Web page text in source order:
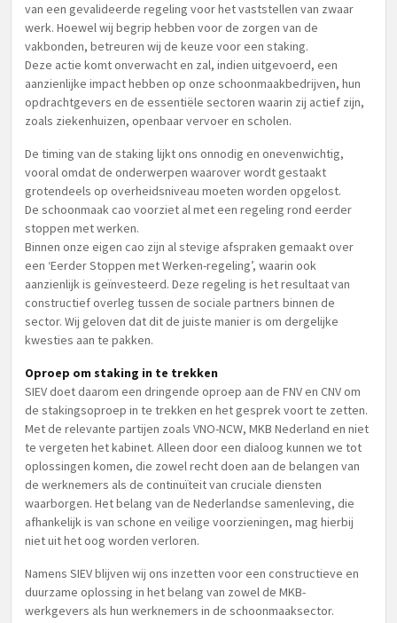
van een gevalideerde regeling voor het vaststellen van zwaar
werk. Hoewel wij begrip hebben voor de zorgen van de
vakbonden, betreuren wij de keuze voor een staking.
Deze actie komt onverwacht en zal, indien uitgevoerd, een
aanzienlijke impact hebben op onze schoonmaakbedrijven, hun
opdrachtgevers en de essentiële sectoren waarin zij actief zijn,
zoals ziekenhuizen, openbaar vervoer en scholen.
De timing van de staking lijkt ons onnodig en onevenwichtig,
vooral omdat de onderwerpen waarover wordt gestaakt
grotendeels op overheidsniveau moeten worden opgelost.
De schoonmaak cao voorziet al met een regeling rond eerder
stoppen met werken.
Binnen onze eigen cao zijn al stevige afspraken gemaakt over
een ‘Eerder Stoppen met Werken-regeling’, waarin ook
aanzienlijk is geïnvesteerd. Deze regeling is het resultaat van
constructief overleg tussen de sociale partners binnen de
sector. Wij geloven dat dit de juiste manier is om dergelijke
kwesties aan te pakken.
Oproep om staking in te trekken
SIEV doet daarom een dringende oproep aan de FNV en CNV om
de stakingsoproep in te trekken en het gesprek voort te zetten.
Met de relevante partijen zoals VNO-NCW, MKB Nederland en niet
te vergeten het kabinet. Alleen door een dialoog kunnen we tot
oplossingen komen, die zowel recht doen aan de belangen van
de werknemers als de continuïteit van cruciale diensten
waarborgen. Het belang van de Nederlandse samenleving, die
afhankelijk is van schone en veilige voorzieningen, mag hierbij
niet uit het oog worden verloren.
Namens SIEV blijven wij ons inzetten voor een constructieve en
duurzame oplossing in het belang van zowel de MKB-
werkgevers als hun werknemers in de schoonmaaksector.